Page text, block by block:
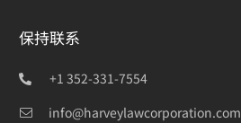
保持联系
+1 352-331-7554
info@harveylawcorporation.com